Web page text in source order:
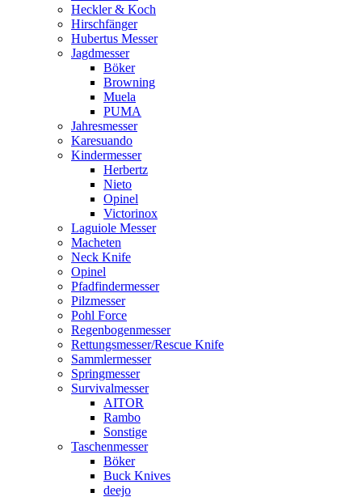
Heckler & Koch
Hirschfänger
Hubertus Messer
Jagdmesser
Böker
Browning
Muela
PUMA
Jahresmesser
Karesuando
Kindermesser
Herbertz
Nieto
Opinel
Victorinox
Laguiole Messer
Macheten
Neck Knife
Opinel
Pfadfindermesser
Pilzmesser
Pohl Force
Regenbogenmesser
Rettungsmesser/Rescue Knife
Sammlermesser
Springmesser
Survivalmesser
AITOR
Rambo
Sonstige
Taschenmesser
Böker
Buck Knives
deejo